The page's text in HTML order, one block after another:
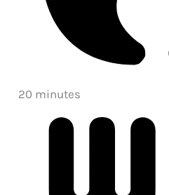
20 minutes